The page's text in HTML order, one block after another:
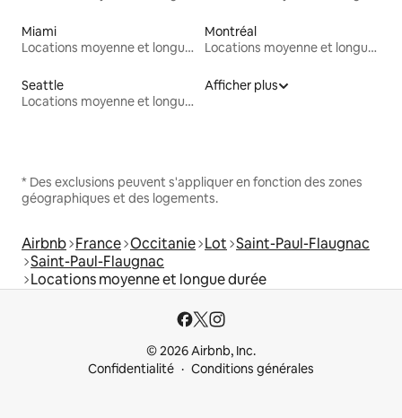
Miami
Locations moyenne et longue durée
Montréal
Locations moyenne et longue durée
Seattle
Locations moyenne et longue durée
Afficher plus
* Des exclusions peuvent s'appliquer en fonction des zones
géographiques et des logements.
Airbnb France Occitanie Lot Saint-Paul-Flaugnac
Saint-Paul-Flaugnac
Locations moyenne et longue durée
© 2026 Airbnb, Inc.
Confidentialité
Conditions générales